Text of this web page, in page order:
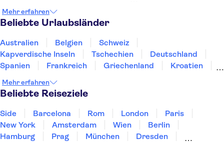
Montserrat
Barcelona Aquarium
La Pedrera - Casa Milà
Tren de Sóller
Ajuy Caves
Kartause von Valldemossa
Mehr erfahren
Beliebte Urlaubsländer
Australien Belgien
Schweiz
Kapverdische Inseln
Tschechien
Deutschland
Spanien
Frankreich Griechenland
Kroatien
Norwegen
Polen
Mehr erfahren
Beliebte Reiseziele
Side Barcelona Rom London
Paris
New York
Amsterdam Wien
Berlin
Hamburg
Prag München
Dresden